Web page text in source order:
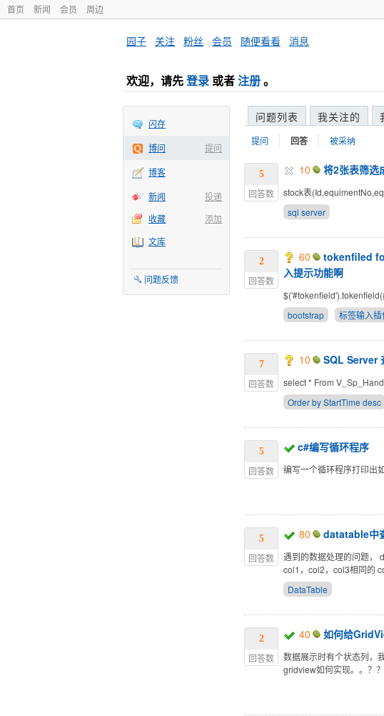
首页 新闻 会员 周边
园子 关注 粉丝 会员 随便看看 消息
欢迎，请先登录 或者注册。
闪存
提问
博问
博客
投递
新闻
添加
收藏
文库
问题反馈
问题列表 我关注的
提问 回答 被采纳
5
回答数
10 将2张表筛选
stock表
sql server
2
回答数
60
tokenfiled
入提示功能啊
bootstrap
标签输入插
7
回答数
10 SQL Server
select * From
Order by StartTime desc
5
回答数
c#编写循环程序
编写一个循环程序打印出
5
回答数
80 datatable中
遇到的数据处理的问题，
col1，col2，col3相同的
DataTable
2
回答数
40 如何给
数据展示时有个状态列，
gridview如何实现。。？